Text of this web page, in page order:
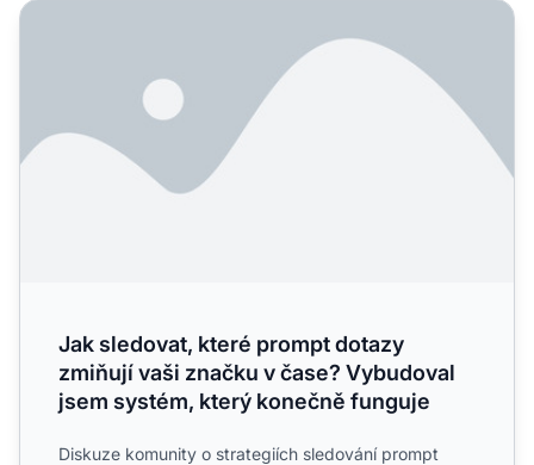
Jak sledovat, které prompt dotazy zmiňují vaši značku v
Jak sledovat, které prompt dotazy
zmiňují vaši značku v čase? Vybudoval
jsem systém, který konečně funguje
Diskuze komunity o strategiích sledování prompt